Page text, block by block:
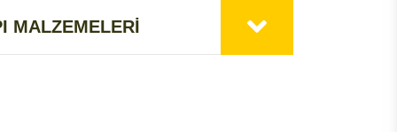
MALZEMELERİ